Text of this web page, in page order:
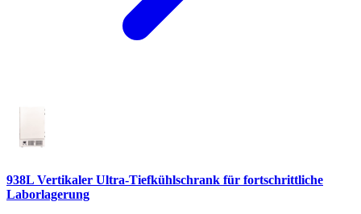
938L Vertikaler Ultra-Tiefkühlschrank für fortschrittliche
Laborlagerung